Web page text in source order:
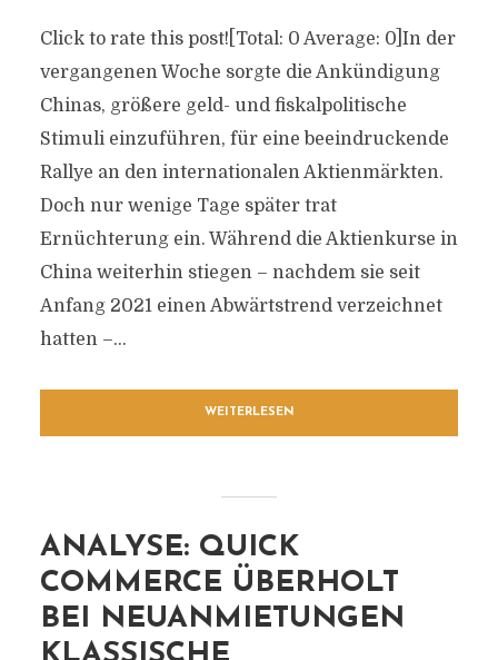
Click to rate this post![Total: 0 Average: 0]In der
vergangenen Woche sorgte die Ankündigung
Chinas, größere geld- und fiskalpolitische
Stimuli einzuführen, für eine beeindruckende
Rallye an den internationalen Aktienmärkten.
Doch nur wenige Tage später trat
Ernüchterung ein. Während die Aktienkurse in
China weiterhin stiegen – nachdem sie seit
Anfang 2021 einen Abwärtstrend verzeichnet
hatten –...
WEITERLESEN
ANALYSE: QUICK
COMMERCE ÜBERHOLT
BEI NEUANMIETUNGEN